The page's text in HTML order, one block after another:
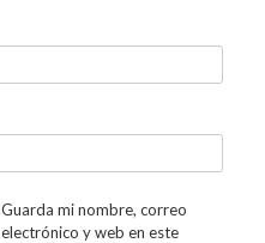
Guarda mi nombre, correo
electrónico y web en este